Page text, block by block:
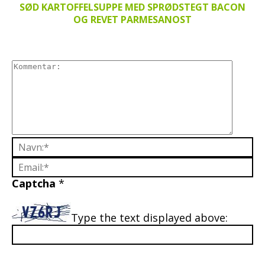
SØD KARTOFFELSUPPE MED SPRØDSTEGT BACON
OG REVET PARMESANOST
Captcha *
Type the text displayed above: